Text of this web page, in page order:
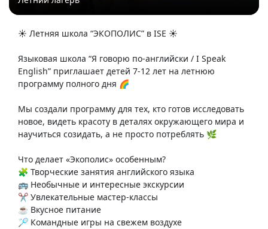
☀️ Летняя школа “ЭКОПОЛИС” в ISE ☀️
Языковая школа “Я говорю по-английски / I Speak
English” приглашает детей 7-12 лет на летнюю
программу полного дня 🌈
Мы создали программу для тех, кто готов исследовать
новое, видеть красоту в деталях окружающего мира и
научиться созидать, а не просто потреблять 🌿
Что делает «Экополис» особенным?
🧩 Творческие занятия английского языка
🚌 Необычные и интересные экскурсии
✂️ Увлекательные мастер-классы
☕️ Вкусное питание
🏸 Командные игры на свежем воздухе